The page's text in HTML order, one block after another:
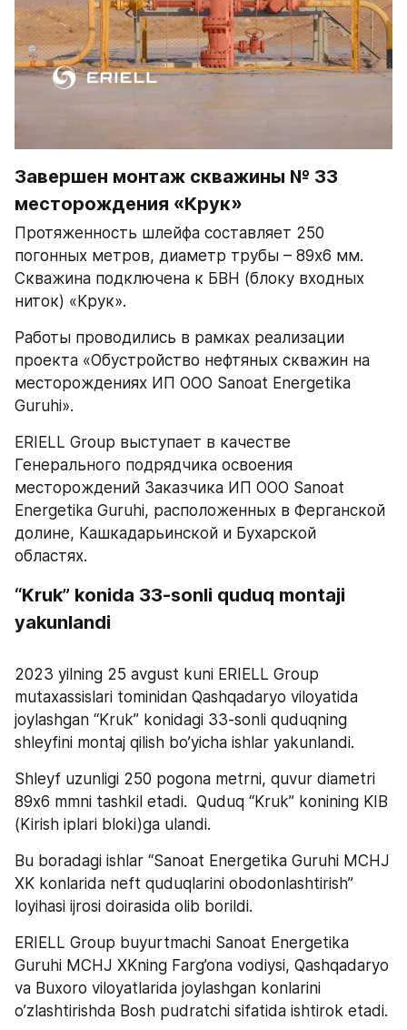
Завершен монтаж скважины № 33
месторождения «Крук»
Протяженность шлейфа составляет 250
погонных метров, диаметр трубы – 89х6 мм.
Скважина подключена к БВН (блоку входных
ниток) «Крук».
Работы проводились в рамках реализации
проекта «Обустройство нефтяных скважин на
месторождениях ИП ООО Sanoat Energetika
Guruhi».
ERIELL Group выступает в качестве
Генерального подрядчика освоения
месторождений Заказчика ИП ООО Sanoat
Energetika Guruhi, расположенных в Ферганской
долине, Кашкадарьинской и Бухарской
областях.
“Kruk” konida 33-sonli quduq montaji
yakunlandi
2023 yilning 25 avgust kuni ERIELL Group
mutaxassislari tominidan Qashqadaryo viloyatida
joylashgan “Kruk” konidagi 33-sonli quduqning
shleyfini montaj qilish bo’yicha ishlar yakunlandi.
Shleyf uzunligi 250 pogona metrni, quvur diametri
89х6 mmni tashkil etadi.  Quduq “Kruk” konining KIB
(Kirish iplari bloki)ga ulandi.
Bu boradagi ishlar “Sanoat Energetika Guruhi MCHJ
XK konlarida neft quduqlarini obodonlashtirish”
loyihasi ijrosi doirasida olib borildi.
ERIELL Group buyurtmachi Sanoat Energetika
Guruhi MCHJ XKning Farg’ona vodiysi, Qashqadaryo
va Buxoro viloyatlarida joylashgan konlarini
o’zlashtirishda Bosh pudratchi sifatida ishtirok etadi.